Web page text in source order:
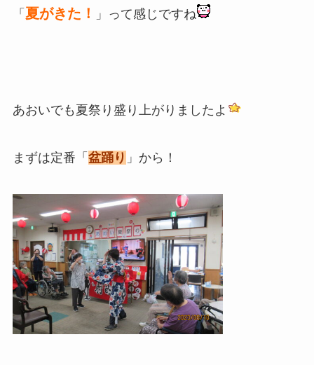
「 夏がきた！ 」って感じですね
あおいでも夏祭り盛り上がりましたよ
まずは定番「 盆踊り 」から！